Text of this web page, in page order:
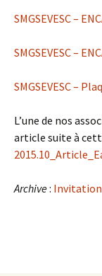
SMGSEVESC –
SMGSEVESC –
SMGSEVESC –
L’une de nos
article suite à
Archive: Invitation